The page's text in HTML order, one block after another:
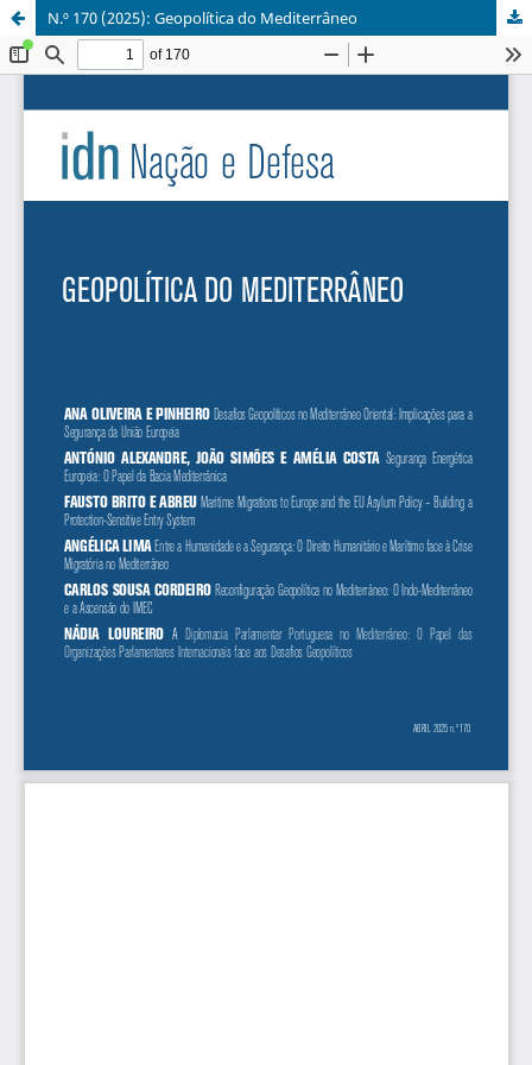
N.º 170 (2025): Geopolítica do Mediterrâneo